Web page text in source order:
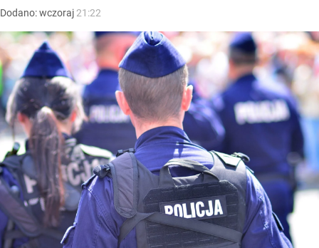
Dodano:wczoraj 21:22